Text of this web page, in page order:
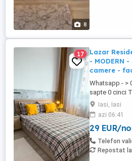
8
17
Lazar
- MODERN
camere -
Whatsapp - >
sapte 0 cinci
locațiile
te găzdui pe
începând de
funcție de
de durata
Iasi, Iasi
azi 06:41
29 EUR/
Telefon
Repostat